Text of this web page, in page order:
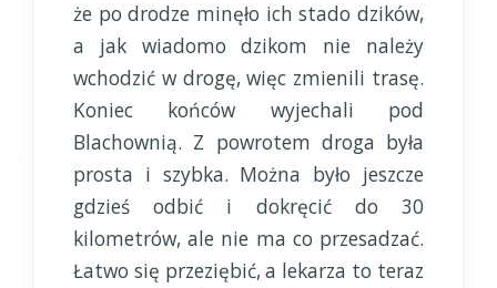
że po drodze minęło ich stado dzików,
a jak wiadomo dzikom nie należy
wchodzić w drogę, więc zmienili trasę.
Koniec końców wyjechali pod
Blachownią. Z powrotem droga była
prosta i szybka. Można było jeszcze
gdzieś odbić i dokręcić do 30
kilometrów, ale nie ma co przesadzać.
Łatwo się przeziębić, a lekarza to teraz